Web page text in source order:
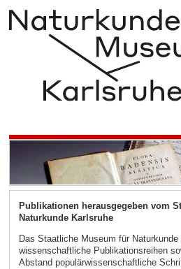
Publikationen herausgegeben vom
Naturkunde Karlsruhe
Das Staatliche Museum für
wissenschaftliche Publikationsreihen
Abstand populärwissenschaftliche